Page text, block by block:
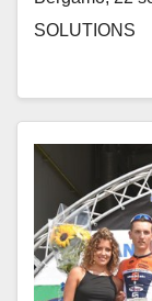
SOLUTIONS